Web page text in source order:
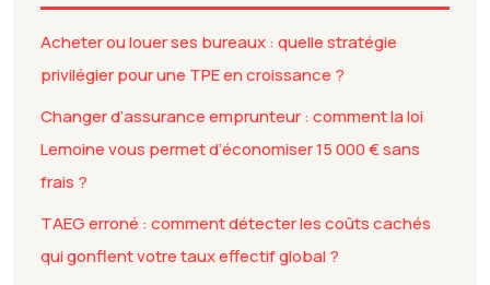
Acheter ou louer ses bureaux : quelle stratégie
privilégier pour une TPE en croissance ?
Changer d’assurance emprunteur : comment la loi
Lemoine vous permet d’économiser 15 000 € sans
frais ?
TAEG erroné : comment détecter les coûts cachés
qui gonflent votre taux effectif global ?